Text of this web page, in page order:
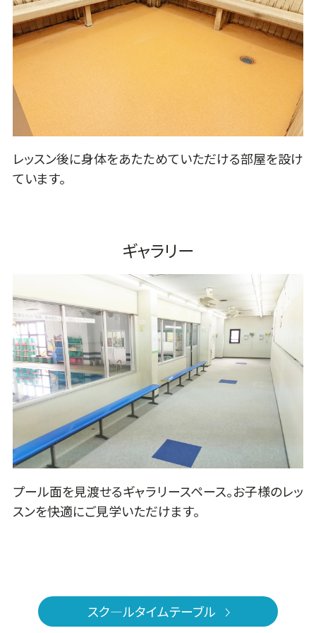
レッスン後に身体をあたためていただける部屋を設け
ています。
ギャラリー
プール面を見渡せるギャラリースペース。お子様のレッ
スンを快適にご見学いただけます。
スク―ルタイムテーブル